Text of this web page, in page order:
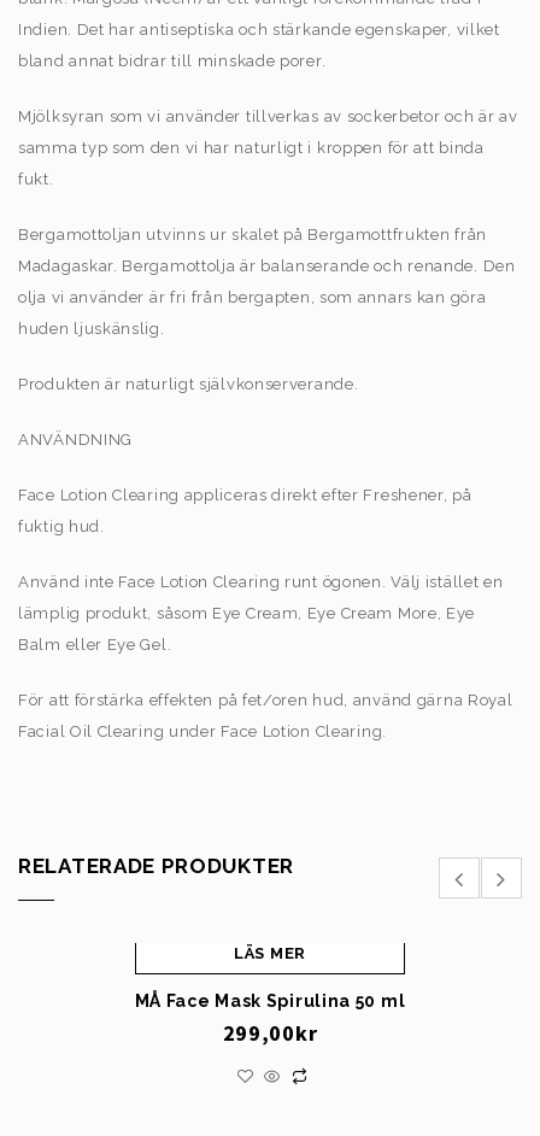
Indien. Det har antiseptiska och stärkande egenskaper, vilket
bland annat bidrar till minskade porer.
Mjölksyran som vi använder tillverkas av sockerbetor och är av
samma typ som den vi har naturligt i kroppen för att binda
fukt.
Bergamottoljan utvinns ur skalet på Bergamottfrukten från
Madagaskar. Bergamottolja är balanserande och renande. Den
olja vi använder är fri från bergapten, som annars kan göra
huden ljuskänslig.
Produkten är naturligt självkonserverande.
ANVÄNDNING
Face Lotion Clearing appliceras direkt efter Freshener, på
fuktig hud.
Använd inte Face Lotion Clearing runt ögonen. Välj istället en
lämplig produkt, såsom Eye Cream, Eye Cream More, Eye
Balm eller Eye Gel.
För att förstärka effekten på fet/oren hud, använd gärna Royal
Facial Oil Clearing under Face Lotion Clearing.
RELATERADE PRODUKTER
MÅ Face Mask Spirulina 50 ml
299,00kr
LÄS MER